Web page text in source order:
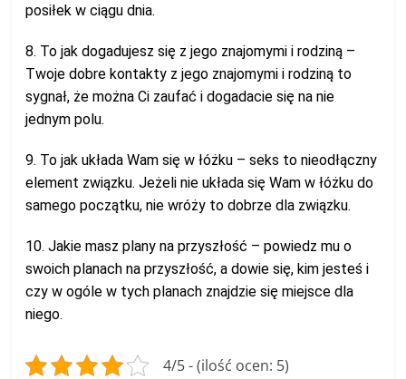
posiłek w ciągu dnia.
8. To jak dogadujesz się z jego znajomymi i rodziną –
Twoje dobre kontakty z jego znajomymi i rodziną to
sygnał, że można Ci zaufać i dogadacie się na nie
jednym polu.
9. To jak układa Wam się w łóżku – seks to nieodłączny
element związku. Jeżeli nie układa się Wam w łóżku do
samego początku, nie wróży to dobrze dla związku.
10. Jakie masz plany na przyszłość – powiedz mu o
swoich planach na przyszłość, a dowie się, kim jesteś i
czy w ogóle w tych planach znajdzie się miejsce dla
niego.
4/5 - (ilość ocen: 5)